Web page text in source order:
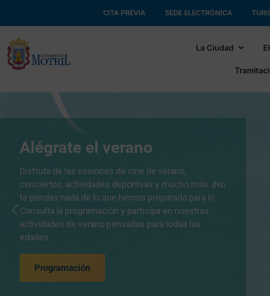
CITA PREVIA SEDE ELECTRÓNICA
La Ciudad
Alégrate el verano
Disfruta de las sesiones de cine de verano,
conciertos, actividades deportivas y mucho más. ¡No
te pierdas nada de lo que hemos preparado para ti!
Consulta la programación y participa en nuestras
actividades de verano pensadas para todas las
edades.
Programación